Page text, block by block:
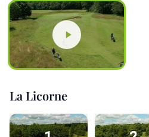
La Licorne